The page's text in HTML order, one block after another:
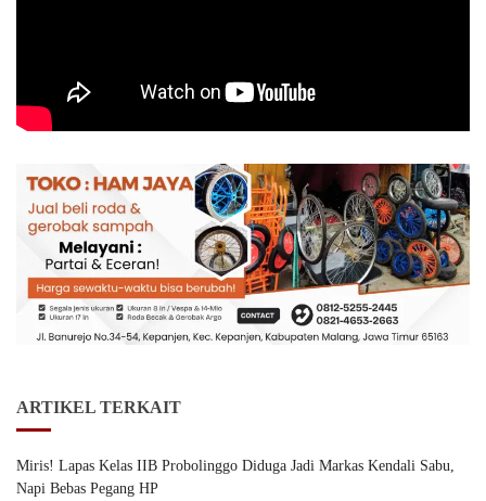
ARTIKEL TERKAIT
Miris! Lapas Kelas IIB Probolinggo Diduga Jadi Markas Kendali Sabu,
Napi Bebas Pegang HP